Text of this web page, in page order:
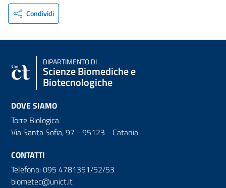
Condividi
DIPARTIMENTO DI
Scienze Biomediche e
Biotecnologiche
DOVE SIAMO
Torre Biologica
Via Santa Sofia, 97 - 95123 - Catania
CONTATTI
Telefono: 095 4781351/52/53
biometec@unict.it